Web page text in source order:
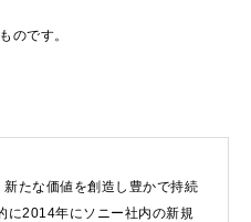
のです。
新たな価値を創造し豊かで持続
に2014年にソニー社内の新規